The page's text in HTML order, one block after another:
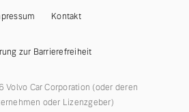
Kontakt
zur Barrierefreiheit
Volvo Car Corporation (oder deren
oder Lizenzgeber)